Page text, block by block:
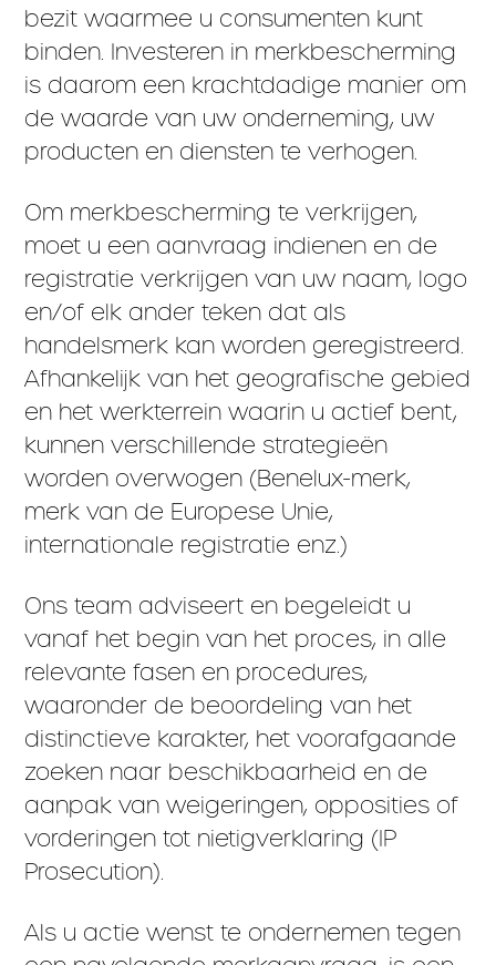
bezit waarmee u consumenten kunt
binden. Investeren in merkbescherming
is daarom een krachtdadige manier om
de waarde van uw onderneming, uw
producten en diensten te verhogen.
Om merkbescherming te verkrijgen,
moet u een aanvraag indienen en de
registratie verkrijgen van uw naam, logo
en/of elk ander teken dat als
handelsmerk kan worden geregistreerd.
Afhankelijk van het geografische gebied
en het werkterrein waarin u actief bent,
kunnen verschillende strategieën
worden overwogen (Benelux-merk,
merk van de Europese Unie,
internationale registratie enz.)
Ons team adviseert en begeleidt u
vanaf het begin van het proces, in alle
relevante fasen en procedures,
waaronder de beoordeling van het
distinctieve karakter, het voorafgaande
zoeken naar beschikbaarheid en de
aanpak van weigeringen, opposities of
vorderingen tot nietigverklaring (IP
Prosecution).
Als u actie wenst te ondernemen tegen